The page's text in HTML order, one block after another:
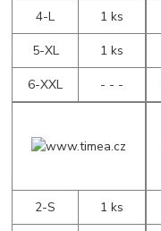
4-L
1 ks
5-XL
1 ks
6-XXL
- - -
2-S
1 ks